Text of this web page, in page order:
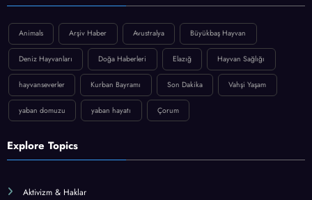
Animals Arşiv Haber Avustralya Büyükbaş Hayvan
Deniz Hayvanları Doğa Haberleri Elazığ Hayvan Sağlığı
hayvanseverler Kurban Bayramı Son Dakika Vahşi Yaşam
yaban domuzu yaban hayatı Çorum
Explore Topics
Aktivizm & Haklar